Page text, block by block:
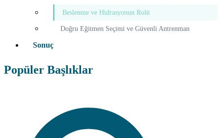
Beslenme ve Hidrasyonun Rolü
Doğru Eğitmen Seçimi ve Güvenli Antrenman
Sonuç
Popüler Başlıklar